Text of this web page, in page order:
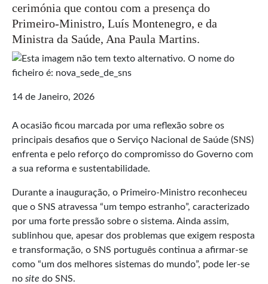
cerimónia que contou com a presença do
Primeiro-Ministro, Luís Montenegro, e da
Ministra da Saúde, Ana Paula Martins.
14 de Janeiro, 2026
A ocasião ficou marcada por uma reflexão sobre os
principais desafios que o Serviço Nacional de Saúde (SNS)
enfrenta e pelo reforço do compromisso do Governo com
a sua reforma e sustentabilidade.
Durante a inauguração, o Primeiro-Ministro reconheceu
que o SNS atravessa “um tempo estranho”, caracterizado
por uma forte pressão sobre o sistema. Ainda assim,
sublinhou que, apesar dos problemas que exigem resposta
e transformação, o SNS português continua a afirmar-se
como “um dos melhores sistemas do mundo”, pode ler-se
no site do SNS.